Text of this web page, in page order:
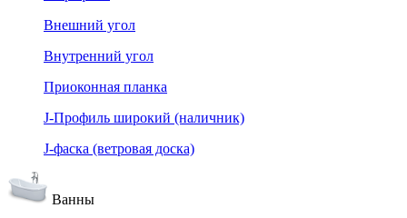
Внешний угол
Внутренний угол
Приоконная планка
J-Профиль широкий (наличник)
J-фаска (ветровая доска)
Ванны